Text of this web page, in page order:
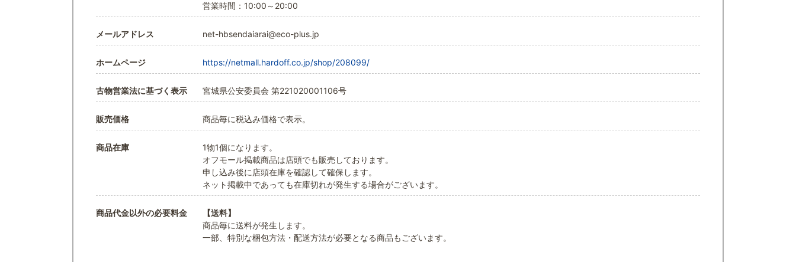
営業時間：10:00～20:00
メールアドレス net-hbsendaiarai@eco-plus.jp
ホームページ https://netmall.hardoff.co.jp/shop/208099/
古物営業法に基づく表示 宮城県公安委員会 第221020001106号
販売価格 商品毎に税込み価格で表示。
商品在庫
1物1個になります。
オフモール掲載商品は店頭でも販売しております。
申し込み後に店頭在庫を確認して確保します。
ネット掲載中であっても在庫切れが発生する場合がございます。
商品代金以外の必要料金
【送料】
商品毎に送料が発生します。
一部、特別な梱包方法・配送方法が必要となる商品もございます。